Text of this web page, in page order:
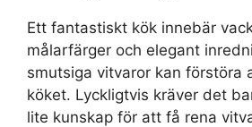
Ett fantastiskt kök innebär
målarfärger och elegant
smutsiga vitvaror kan förstöra
köket. Lyckligtvis kräver det
lite kunskap för att få rena